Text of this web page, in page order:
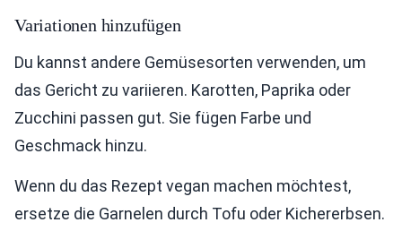
Variationen hinzufügen
Du kannst andere Gemüsesorten verwenden, um
das Gericht zu variieren. Karotten, Paprika oder
Zucchini passen gut. Sie fügen Farbe und
Geschmack hinzu.
Wenn du das Rezept vegan machen möchtest,
ersetze die Garnelen durch Tofu oder Kichererbsen.